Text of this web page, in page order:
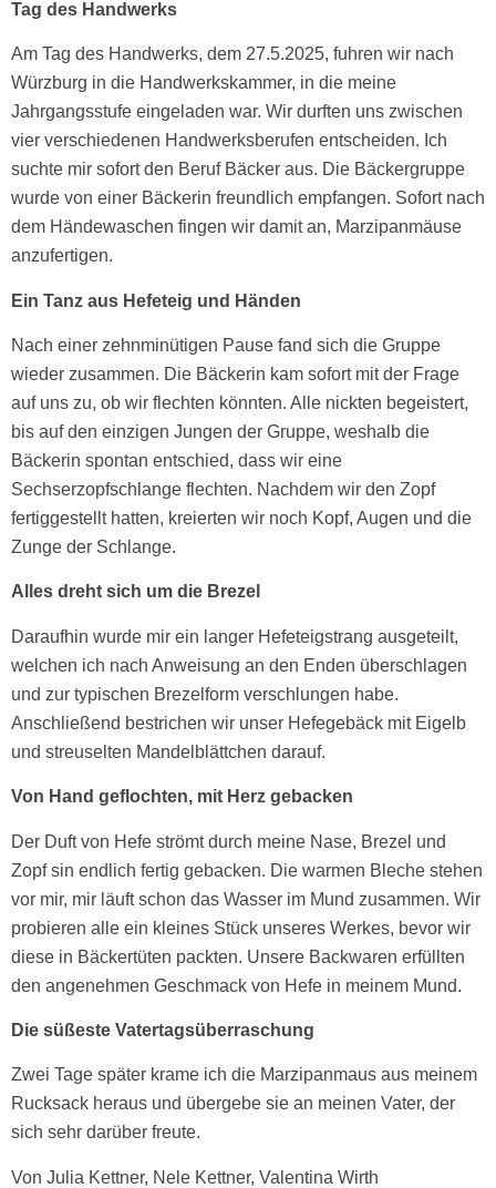
Tag des Handwerks
Am Tag des Handwerks, dem 27.5.2025, fuhren wir nach
Würzburg in die Handwerkskammer, in die meine
Jahrgangsstufe eingeladen war. Wir durften uns zwischen
vier verschiedenen Handwerksberufen entscheiden. Ich
suchte mir sofort den Beruf Bäcker aus. Die Bäckergruppe
wurde von einer Bäckerin freundlich empfangen. Sofort nach
dem Händewaschen fingen wir damit an, Marzipanmäuse
anzufertigen.
Ein Tanz aus Hefeteig und Händen
Nach einer zehnminütigen Pause fand sich die Gruppe
wieder zusammen. Die Bäckerin kam sofort mit der Frage
auf uns zu, ob wir flechten könnten. Alle nickten begeistert,
bis auf den einzigen Jungen der Gruppe, weshalb die
Bäckerin spontan entschied, dass wir eine
Sechserzopfschlange flechten. Nachdem wir den Zopf
fertiggestellt hatten, kreierten wir noch Kopf, Augen und die
Zunge der Schlange.
Alles dreht sich um die Brezel
Daraufhin wurde mir ein langer Hefeteigstrang ausgeteilt,
welchen ich nach Anweisung an den Enden überschlagen
und zur typischen Brezelform verschlungen habe.
Anschließend bestrichen wir unser Hefegebäck mit Eigelb
und streuselten Mandelblättchen darauf.
Von Hand geflochten, mit Herz gebacken
Der Duft von Hefe strömt durch meine Nase, Brezel und
Zopf sin endlich fertig gebacken. Die warmen Bleche stehen
vor mir, mir läuft schon das Wasser im Mund zusammen. Wir
probieren alle ein kleines Stück unseres Werkes, bevor wir
diese in Bäckertüten packten. Unsere Backwaren erfüllten
den angenehmen Geschmack von Hefe in meinem Mund.
Die süßeste Vatertagsüberraschung
Zwei Tage später krame ich die Marzipanmaus aus meinem
Rucksack heraus und übergebe sie an meinen Vater, der
sich sehr darüber freute.
Von Julia Kettner, Nele Kettner, Valentina Wirth